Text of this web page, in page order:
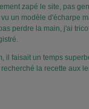
zapé le site, pas
vu un modèle d'écharpe
perdre la main, j'ai
il faisait un temps
la recette aux